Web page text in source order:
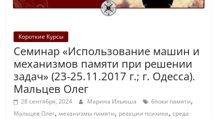
Короткие Курсы
Семинар «Использование машин и
механизмов памяти при решении
задач» (23-25.11.2017 г.; г. Одесса).
Мальцев Олег
28 сентября, 2024 Марина Ильюша блоки памяти,
Мальцев Олег, механизмы памяти, реакции психики,среда